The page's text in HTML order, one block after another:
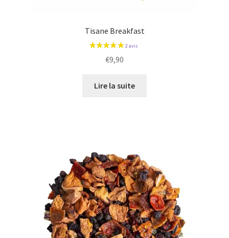
Tisane Breakfast
€9,90
Lire la suite